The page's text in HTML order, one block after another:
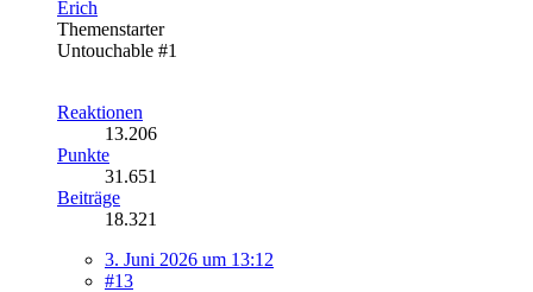
Erich
Themenstarter
Untouchable #1
Reaktionen
13.206
Punkte
31.651
Beiträge
18.321
3. Juni 2026 um 13:12
#13